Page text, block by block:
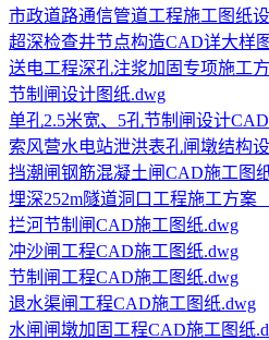
市政道路通信管道工程施工图纸
超深检查井节点构造CAD详大样图
送电工程深孔注浆加固专项施工
节制闸设计图纸.dwg
单孔2.5米宽、5孔节制闸设计
索风营水电站泄洪表孔闸墩结构
挡潮闸钢筋混凝土闸CAD施工图
埋深252m隧道洞口工程施工方案
拦河节制闸CAD施工图纸.dwg
冲沙闸工程CAD施工图纸.dwg
节制闸工程CAD施工图纸.dwg
退水渠闸工程CAD施工图纸.dwg
水闸闸墩加固工程CAD施工图纸